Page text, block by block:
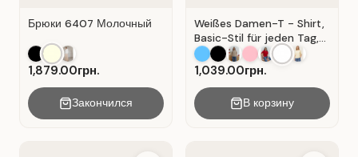
Брюки 6407 Молочный
1,879.00грн.
Закончился
Weißes Damen-T - Shirt,
Basic-Stil für jeden Tag,
Material: Weißer Kater
1,039.00грн.
В корзину